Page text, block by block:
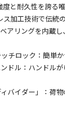
と耐久性を誇る
加工技術で伝統
アリングを内蔵し
チロック：簡単
ドル：ハンドル
バイダー」：荷